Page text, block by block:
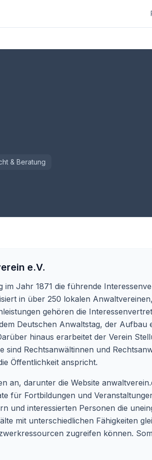
& Beratung
e.V.
Jahr 1871 die führende
in über 250 lokalen
gehören die
Deutschen Anwaltstag, der
hinaus erarbeitet der Verein
Rechtsanwältinnen und
Öffentlichkeit anspricht.
an, darunter die Website
für Fortbildungen und
und interessierten Personen die
mit unterschiedlichen Fähigkeiten
zugreifen können.